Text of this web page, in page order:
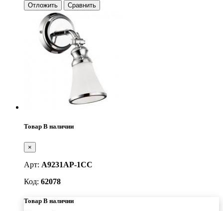
Отложить
Сравнить
Товар В наличии
×
Арт: A9231AP-1CC
Код: 62078
Товар В наличии